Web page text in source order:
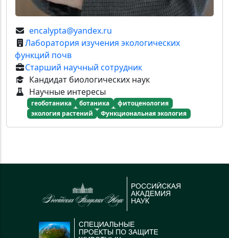
encalypta@yandex.ru
Лаборатория изучения экологических
функций почв
Старший научный сотрудник
Кандидат биологических наук
Научные интересы
геоботаника ботаника
фитоценология
экология растений
Функциональная экология